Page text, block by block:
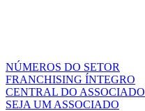
NÚMEROS DO SETOR
FRANCHISING ÍNTEGRO
CENTRAL DO ASSOCIADO
SEJA UM ASSOCIADO